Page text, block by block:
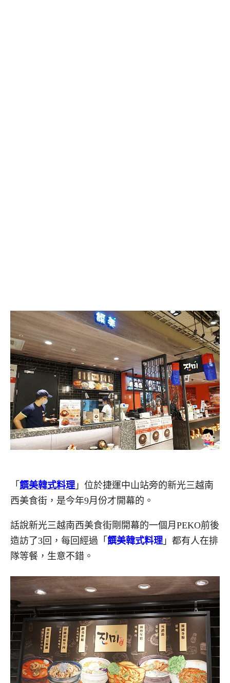
「 饌美韓式料理 」位於捷運中山站旁的新光三越南
西美食街，是今年9月份才開幕的。
話說新光三越南西美食街剛開幕的一個月PEKO前後
造訪了3回，每回經過「 饌美韓式料理」都有人在排
隊等餐，生意不錯。